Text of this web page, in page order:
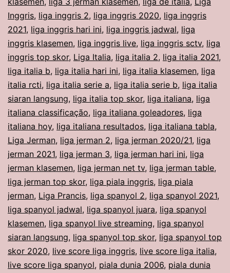
Inggris, liga inggris 2, liga inggris 2020, liga inggris
2021, liga inggris hari ini, liga inggris jadwal, liga
inggris klasemen, liga inggris live, liga inggris sctv, liga
inggris top skor, Liga Italia, liga italia 2, liga italia 2021,
liga italia b, liga italia hari ini, liga italia klasemen, liga
italia rcti, liga italia serie a, liga italia serie b, liga italia
siaran langsung, liga italia top skor, liga italiana, liga
italiana classificação, liga italiana goleadores, liga
italiana hoy, liga italiana resultados, liga italiana tabla,
Liga Jerman, liga jerman 2, liga jerman 2020/21, liga
jerman 2021, liga jerman 3, liga jerman hari ini, liga
jerman klasemen, liga jerman net tv, liga jerman table,
liga jerman top skor, liga piala inggris, liga piala
jerman, Liga Prancis, liga spanyol 2, liga spanyol 2021,
liga spanyol jadwal, liga spanyol juara, liga spanyol
klasemen, liga spanyol live streaming, liga spanyol
siaran langsung, liga spanyol top skor, liga spanyol top
skor 2020, live score liga inggris, live score liga italia,
live score liga spanyol, piala dunia 2006, piala dunia